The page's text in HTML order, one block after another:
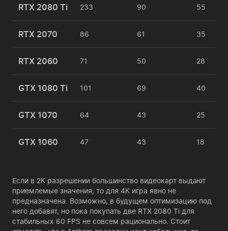
RTX 2080 Ti 233 90 55
RTX 2070 86 61 35
RTX 2060 71 50 28
GTX 1080 Ti 101 69 40
GTX 1070 64 43 25
GTX 1060 47 43 18
Если в 2К разрешении большинство видеокарт выдают
приемлемые значения, то для 4К игра явно не
предназначена. Возможно, в будущем оптимизацию под
него добавят, но пока покупать две RTX 2080 Ti для
стабильных 60 FPS не совсем рационально. Стоит